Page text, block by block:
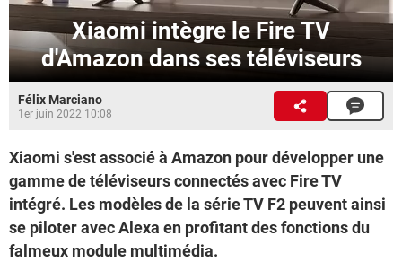
Xiaomi intègre le Fire TV
d'Amazon dans ses téléviseurs
Félix Marciano
1er juin 2022 10:08
Xiaomi s'est associé à Amazon pour développer une
gamme de téléviseurs connectés avec Fire TV
intégré. Les modèles de la série TV F2 peuvent ainsi
se piloter avec Alexa en profitant des fonctions du
falmeux module multimédia.